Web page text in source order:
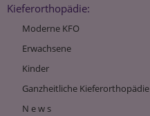
Kieferorthopädie:
Moderne KFO
Erwachsene
Kinder
Ganzheitliche Kieferorthopädie
N e w s